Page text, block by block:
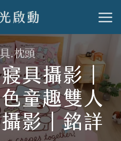
.枕頭
具攝影｜
童趣雙人
影｜銘詳